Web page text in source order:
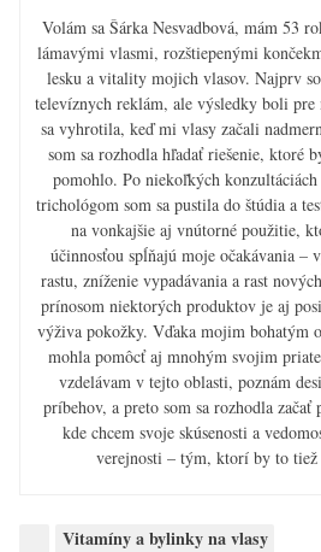
Volám sa Šárka Nesvadbová, mám 53
lámavými vlasmi, rozštiepenými
lesku a vitality mojich vlasov. Najprv
televíznych reklám, ale výsledky boli pre
sa vyhrotila, keď mi vlasy začali
som sa rozhodla hľadať riešenie, ktoré
pomohlo. Po niekoľkých
trichológom som sa pustila do štúdia a
na vonkajšie aj vnútorné použitie,
účinnosťou spĺňajú moje očakávania –
rastu, zníženie vypadávania a rast
prínosom niektorých produktov je aj
výživa pokožky. Vďaka mojim bohatým
mohla pomôcť aj mnohým svojim
vzdelávam v tejto oblasti, poznám
príbehov, a preto som sa rozhodla začať
kde chcem svoje skúsenosti a
verejnosti – tým, ktorí by to
Vitamíny a bylinky na vlasy